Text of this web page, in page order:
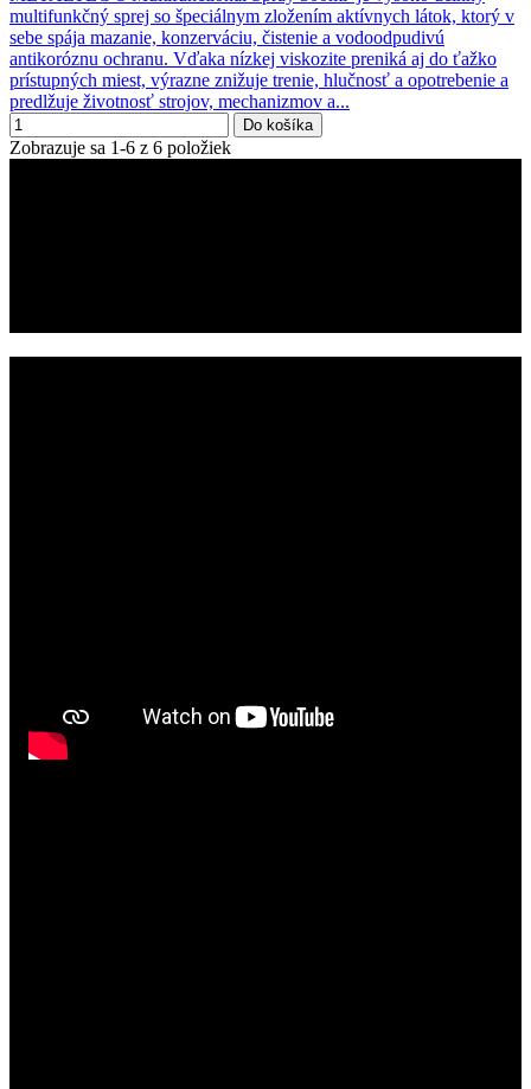
multifunkčný sprej so špeciálnym zložením aktívnych látok, ktorý v
sebe spája mazanie, konzerváciu, čistenie a vodoodpudivú
antikoróznu ochranu. Vďaka nízkej viskozite preniká aj do ťažko
prístupných miest, výrazne znižuje trenie, hlučnosť a opotrebenie a
predlžuje životnosť strojov, mechanizmov a...
Do košíka
Zobrazuje sa 1-6 z 6 položiek